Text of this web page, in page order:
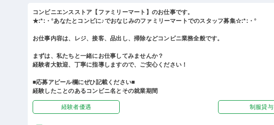
コンビニエンスストア【ファミリーマート】のお仕事です。
★:*:・°あなたとコンビに♪でおなじみのファミリーマートでのスタッフ募集☆:*:・°
お仕事内容は、レジ、接客、品出し、掃除などコンビニ業務全般です。
まずは、私たちと一緒にお仕事してみませんか？
経験者大歓迎、丁寧に指導しますので、ご安心ください！
■応募アピール欄にぜひ記載ください■
経験したことのあるコンビニ名とその就業期間
経験者優遇 制服貸与